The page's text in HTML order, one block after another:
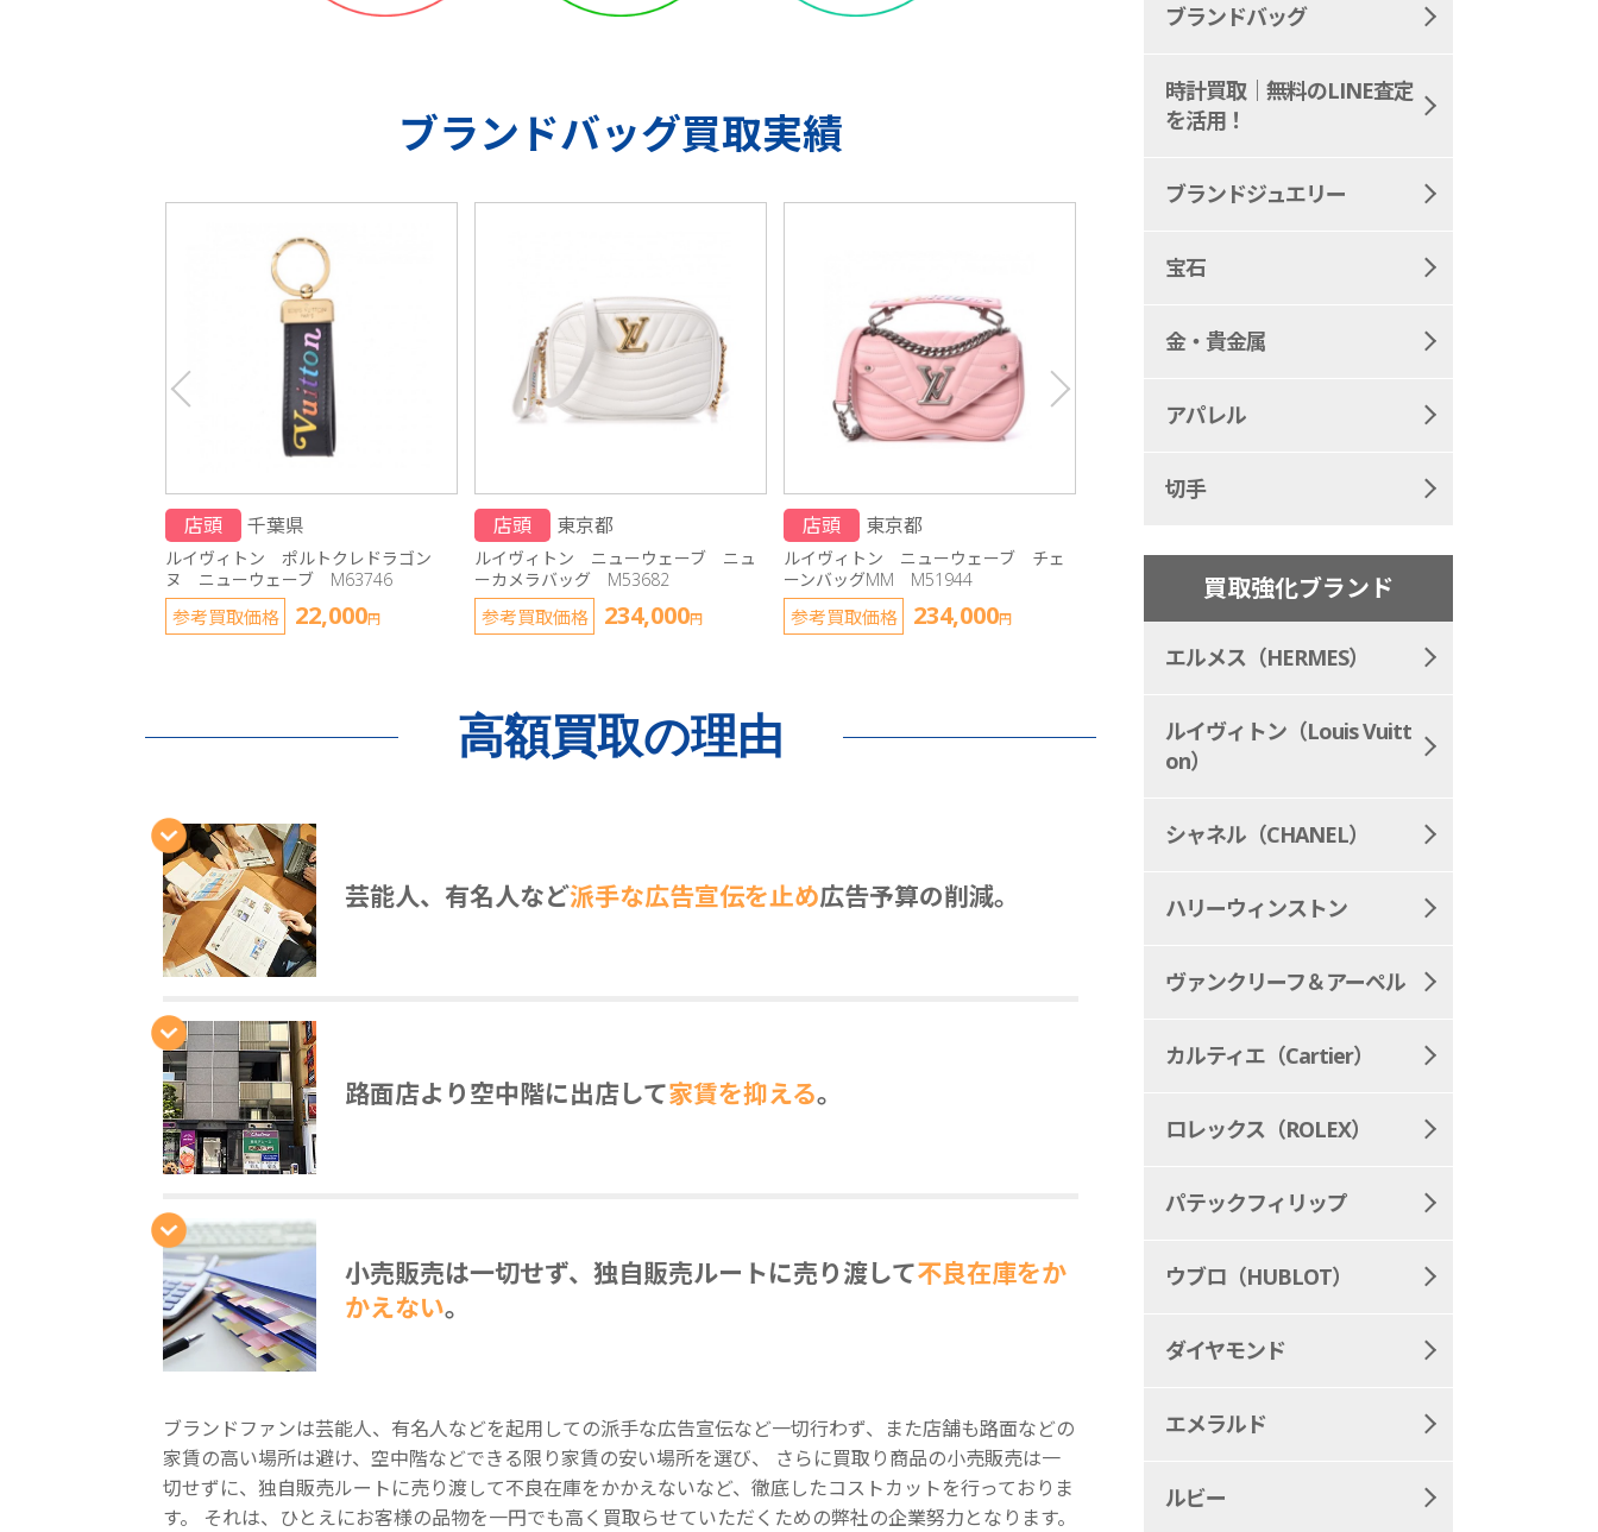
ブランドバッグ買取実績
店頭 千葉県
ルイヴィトン ポルトクレドラゴン
ヌ ニューウェーブ M63746
参考買取価格 22,000円
店頭 東京都
ルイヴィトン ニューウェーブ ニュ
ーカメラバッグ M53682
参考買取価格 234,000円
店頭 東京都
ルイヴィトン ニューウェーブ チェ
ーンバッグMM M51944
参考買取価格 234,000円
高額買取の理由
芸能人、有名人など派手な広告宣伝を止め広告予算の削減。
路面店より空中階に出店して家賃を抑える。
小売販売は一切せず、独自販売ルートに売り渡して不良在庫をか
かえない。
ブランドファンは芸能人、有名人などを起用しての派手な広告宣伝など一切行わず、また店舗も路面などの
家賃の高い場所は避け、空中階などできる限り家賃の安い場所を選び、 さらに買取り商品の小売販売は一
切せずに、独自販売ルートに売り渡して不良在庫をかかえないなど、徹底したコストカットを行っておりま
す。 それは、ひとえにお客様の品物を一円でも高く買取らせていただくための弊社の企業努力となります。
ブランドバッグ
時計買取｜無料のLINE査定
を活用！
ブランドジュエリー
宝石
金・貴金属
アパレル
切手
買取強化ブランド
エルメス（HERMES）
ルイヴィトン（Louis Vuitt
on）
シャネル（CHANEL）
ハリーウィンストン
ヴァンクリーフ＆アーペル
カルティエ（Cartier）
ロレックス（ROLEX）
パテックフィリップ
ウブロ（HUBLOT）
ダイヤモンド
エメラルド
ルビー